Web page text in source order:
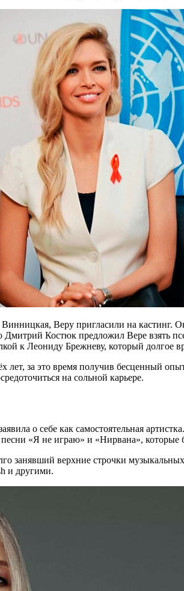
Веру пригласили на кастинг.
Костюк предложил Вере взять
к Леониду Брежневу, который долгое
за это время получив бесценный
на сольной карьере.
о себе как самостоятельная
«Я не играю» и «Нирвана», которые
занявший верхние строчки
и другими.